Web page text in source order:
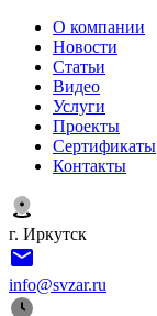
О компании
Новости
Статьи
Видео
Услуги
Проекты
Сертификаты
Контакты
г. Иркутск
info@svzar.ru